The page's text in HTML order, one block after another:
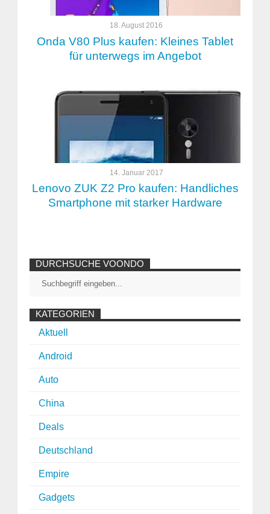
18. August 2016
Onda V80 Plus kaufen: Kleines Tablet
für unterwegs im Angebot
14. Januar 2017
Lenovo ZUK Z2 Pro kaufen: Handliches
Smartphone mit starker Hardware
DURCHSUCHE VOONDO
KATEGORIEN
Aktuell
Android
Auto
China
Deals
Deutschland
Empire
Gadgets